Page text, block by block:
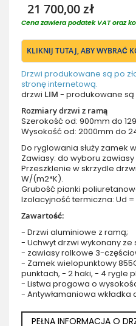
21 700,00 zł
Cena zawiera podatek VAT oraz
KLIKNIJ TUTAJ, ABY WYBRAĆ
Drzwi produkowane są po
stronę internetową.
drzwi LIM - produkowane są
Rozmiary drzwi z ramą
Szerokość od: 900mm do
Wysokość od: 2000mm do
Do ryglowania służy zamek
Zawiasy: do wyboru
Przeszklenie w skrzydle
W/(m2*K).
Grubość pianki
Izolacyjność termiczna: Ud =
Zawartość:
- Drzwi aluminiowe z ramą;
- Uchwyt drzwi wykonany ze
- zawiasy rolkowe 3-
- Zamek wielopunktowy
punktach, - 2 haki, - 4 rygle
- Listwa progowa o
- Antywłamaniowa wkładka
PEŁNA INFORMACJA O